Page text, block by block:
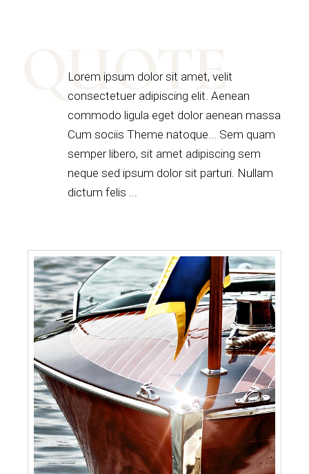
QUOTE
Lorem ipsum dolor sit amet, velit
consectetuer adipiscing elit. Aenean
commodo ligula eget dolor aenean massa
Cum sociis Theme natoque... Sem quam
semper libero, sit amet adipiscing sem
neque sed ipsum dolor sit parturi. Nullam
dictum felis ...